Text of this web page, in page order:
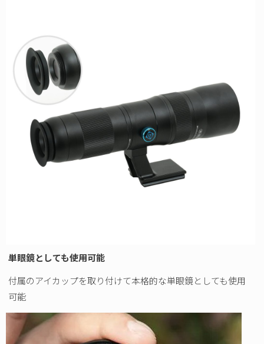
単眼鏡としても使用可能
付属のアイカップを取り付けて本格的な単眼鏡としても使用
可能